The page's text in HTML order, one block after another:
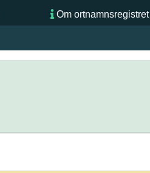
Om ortnamnsregistret